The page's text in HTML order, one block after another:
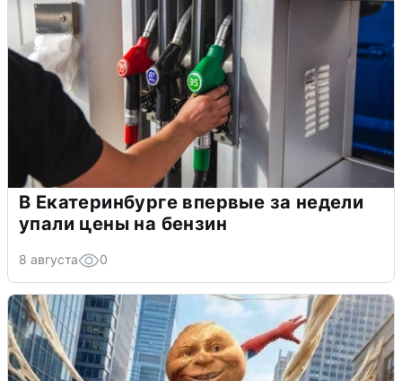
В Екатеринбурге впервые за недели
упали цены на бензин
8 августа 0